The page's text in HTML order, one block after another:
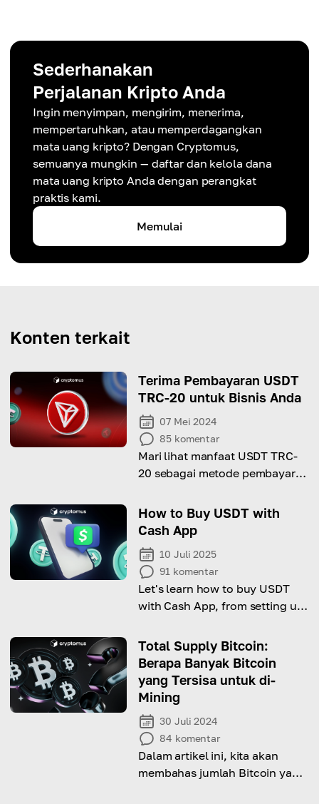
Sederhanakan
Perjalanan Kripto Anda
Ingin menyimpan, mengirim, menerima,
mempertaruhkan, atau memperdagangkan
mata uang kripto? Dengan Cryptomus,
semuanya mungkin — daftar dan kelola dana
mata uang kripto Anda dengan perangkat
praktis kami.
Memulai
Konten terkait
Terima Pembayaran USDT
TRC-20 untuk Bisnis Anda
07 Mei 2024
85 komentar
Mari lihat manfaat USDT TRC-
20 sebagai metode pembayaran
pembayaran untuk aset ini!
How to Buy USDT with
Cash App
10 Juli 2025
91 komentar
Let's learn how to buy USDT
with Cash App, from setting up
purchase.
Total Supply Bitcoin:
Berapa Banyak Bitcoin
yang Tersisa untuk di-
Mining
30 Juli 2024
84 komentar
Dalam artikel ini, kita akan
membahas jumlah Bitcoin yang